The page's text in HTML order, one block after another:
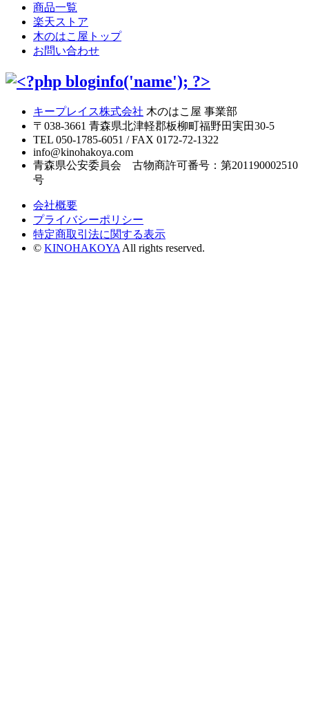
商品一覧
楽天ストア
木のはこ屋トップ
お問い合わせ
キープレイス株式会社 木のはこ屋 事業部
〒038-3661 青森県北津軽郡板柳町福野田実田30-5
TEL 050-1785-6051 / FAX 0172-72-1322
info@kinohakoya.com
青森県公安委員会 古物商許可番号：第201190002510
号
会社概要
プライバシーポリシー
特定商取引法に関する表示
© KINOHAKOYA All rights reserved.